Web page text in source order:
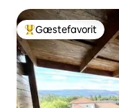
Bedste gæstefavorit
Gæstefavorit